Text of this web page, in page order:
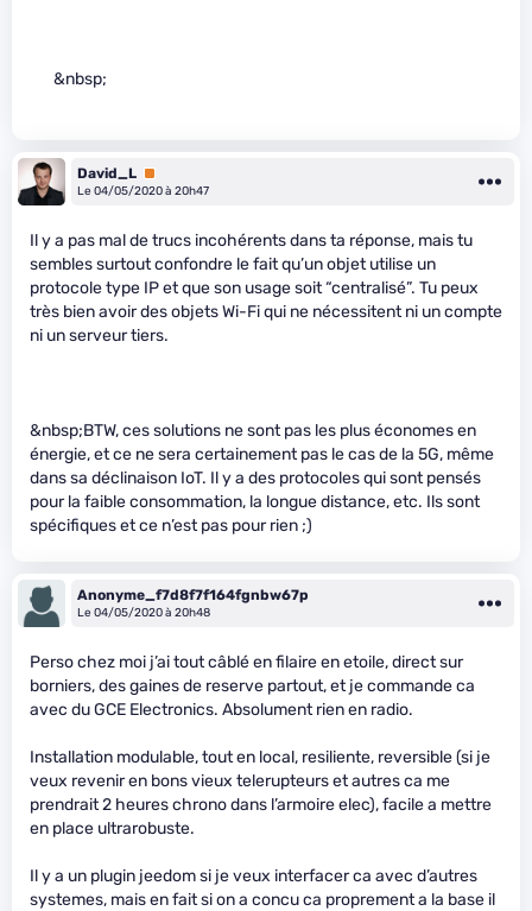
&nbsp;
David_L Premium
Le 04/05/2020 à 20h47
Il y a pas mal de trucs incohérents dans ta réponse, mais tu
sembles surtout confondre le fait qu’un objet utilise un
protocole type IP et que son usage soit “centralisé”. Tu peux
très bien avoir des objets Wi-Fi qui ne nécessitent ni un compte
ni un serveur tiers.
&nbsp;BTW, ces solutions ne sont pas les plus économes en
énergie, et ce ne sera certainement pas le cas de la 5G, même
dans sa déclinaison IoT. Il y a des protocoles qui sont pensés
pour la faible consommation, la longue distance, etc. Ils sont
spécifiques et ce n’est pas pour rien ;)
Anonyme_f7d8f7f164fgnbw67p
Le 04/05/2020 à 20h48
Perso chez moi j’ai tout câblé en filaire en etoile, direct sur
borniers, des gaines de reserve partout, et je commande ca
avec du GCE Electronics. Absolument rien en radio.
Installation modulable, tout en local, resiliente, reversible (si je
veux revenir en bons vieux telerupteurs et autres ca me
prendrait 2 heures chrono dans l’armoire elec), facile a mettre
en place ultrarobuste.
Il y a un plugin jeedom si je veux interfacer ca avec d’autres
systemes, mais en fait si on a concu ca proprement a la base il